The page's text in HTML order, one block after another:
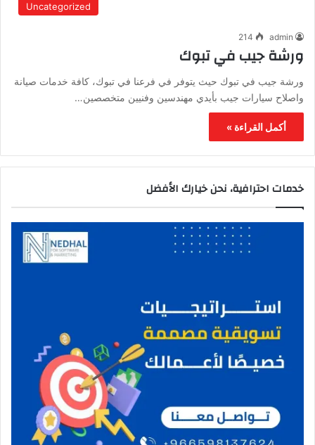
Uncategorized
admin
214
ورشة جيب في تبوك
ورشة جيب في تبوك حيث يتوفر في فرعنا في تبوك، كافة خدمات صيانة
واصلاح سيارات جيب بأيدي مهندسين وفنيين متخصصين…
أكمل القراءة »
خدمات احترافية، نحن خيارك الأفضل